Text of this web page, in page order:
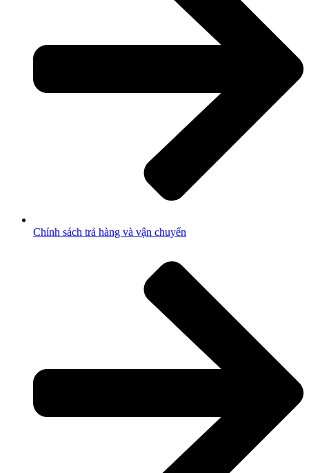
Chính sách trả hàng và vận chuyển